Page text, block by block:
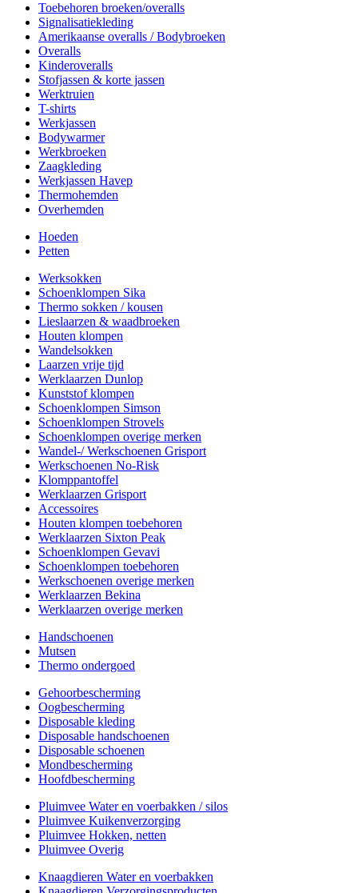
Toebehoren broeken/overalls
Signalisatiekleding
Amerikaanse overalls / Bodybroeken
Overalls
Kinderoveralls
Stofjassen & korte jassen
Werktruien
T-shirts
Werkjassen
Bodywarmer
Werkbroeken
Zaagkleding
Werkjassen Havep
Thermohemden
Overhemden
Hoeden
Petten
Werksokken
Schoenklompen Sika
Thermo sokken / kousen
Lieslaarzen & waadbroeken
Houten klompen
Wandelsokken
Laarzen vrije tijd
Werklaarzen Dunlop
Kunststof klompen
Schoenklompen Simson
Schoenklompen Strovels
Schoenklompen overige merken
Wandel-/ Werkschoenen Grisport
Werkschoenen No-Risk
Klomppantoffel
Werklaarzen Grisport
Accessoires
Houten klompen toebehoren
Werklaarzen Sixton Peak
Schoenklompen Gevavi
Schoenklompen toebehoren
Werkschoenen overige merken
Werklaarzen Bekina
Werklaarzen overige merken
Handschoenen
Mutsen
Thermo ondergoed
Gehoorbescherming
Oogbescherming
Disposable kleding
Disposable handschoenen
Disposable schoenen
Mondbescherming
Hoofdbescherming
Pluimvee Water en voerbakken / silos
Pluimvee Kuikenverzorging
Pluimvee Hokken, netten
Pluimvee Overig
Knaagdieren Water en voerbakken